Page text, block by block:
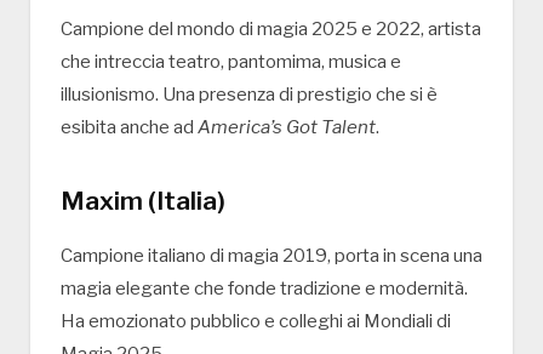
Campione del mondo di magia 2025 e 2022, artista
che intreccia teatro, pantomima, musica e
illusionismo. Una presenza di prestigio che si è
esibita anche ad America’s Got Talent.
Maxim (Italia)
Campione italiano di magia 2019, porta in scena una
magia elegante che fonde tradizione e modernità.
Ha emozionato pubblico e colleghi ai Mondiali di